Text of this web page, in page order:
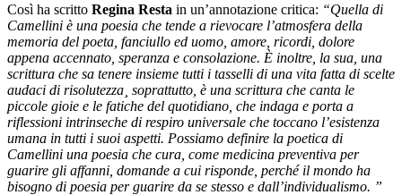
Così ha scritto Regina Resta in un’annotazione critica: “Quella di
Camellini è una poesia che tende a rievocare l’atmosfera della
memoria del poeta, fanciullo ed uomo, amore, ricordi, dolore
appena accennato, speranza e consolazione. È inoltre, la sua, una
scrittura che sa tenere insieme tutti i tasselli di una vita fatta di scelte
audaci di risolutezza¸ soprattutto, è una scrittura che canta le
piccole gioie e le fatiche del quotidiano, che indaga e porta a
riflessioni intrinseche di respiro universale che toccano l’esistenza
umana in tutti i suoi aspetti. Possiamo definire la poetica di
Camellini una poesia che cura, come medicina preventiva per
guarire gli affanni, domande a cui risponde, perché il mondo ha
bisogno di poesia per guarire da se stesso e dall’individualismo. ”